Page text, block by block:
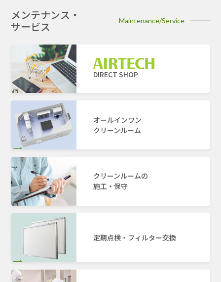
メンテナンス・
サービス
Maintenance/Service
DIRECT SHOP
オールインワン
クリーンルーム
クリーンルームの
施工・保守
定期点検・フィルター交換